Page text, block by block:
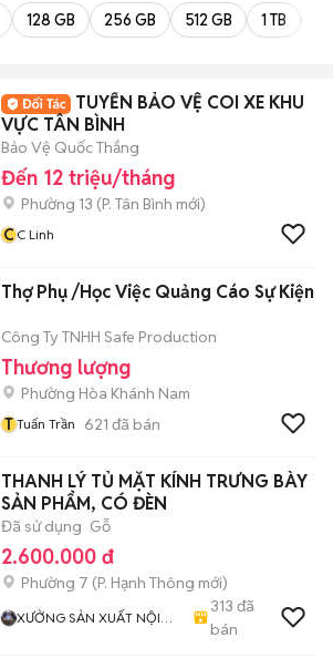
128 GB 256 GB 512 GB 1 TB
TUYỂN BẢO VỆ COI XE KHU
VỰC TÂN BÌNH
Bảo Vệ Quốc Thắng
Đến 12 triệu/tháng
Phường 13 (P. Tân Bình mới)
CC Linh
Thợ Phụ /Học Việc Quảng Cáo Sự Kiện
Công Ty TNHH Safe Production
Thương lượng
Phường Hòa Khánh Nam
T Tuấn Trần 621 đã bán
THANH LÝ TỦ MẶT KÍNH TRƯNG BÀY
SẢN PHẨM, CÓ ĐÈN
Đã sử dụng Gỗ
2.600.000 đ
Phường 7 (P. Hạnh Thông mới)
XƯỞNG SẢN XUẤT NỘI
313 đã
bán